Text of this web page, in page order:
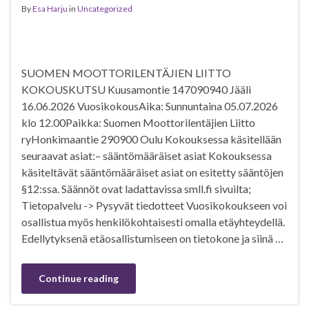
ByEsa Harju in Uncategorized
SUOMEN MOOTTORILENTÄJIEN LIITTO
KOKOUSKUTSU Kuusamontie 147090940 Jääli
16.06.2026 VuosikokousAika: Sunnuntaina 05.07.2026
klo 12.00Paikka: Suomen Moottorilentäjien Liitto
ryHonkimaantie 290900 Oulu Kokouksessa käsitellään
seuraavat asiat:– sääntömääräiset asiat Kokouksessa
käsiteltävät sääntömääräiset asiat on esitetty sääntöjen
§12:ssa. Säännöt ovat ladattavissa smll.fi sivuilta;
Tietopalvelu -> Pysyvät tiedotteet Vuosikokoukseen voi
osallistua myös henkilökohtaisesti omalla etäyhteydellä.
Edellytyksenä etäosallistumiseen on tietokone ja siinä …
Continue reading